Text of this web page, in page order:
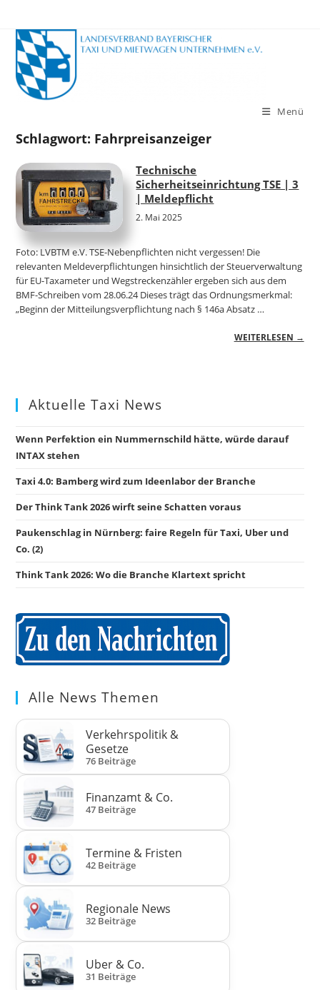
Inhalt
springen
Menü
Schlagwort: Fahrpreisanzeiger
Technische
Sicherheitseinrichtung TSE | 3
| Meldepflicht
2. Mai 2025
Foto: LVBTM e.V. TSE-Nebenpflichten nicht vergessen! Die
relevanten Meldeverpflichtungen hinsichtlich der Steuerverwaltung
für EU-Taxameter und Wegstreckenzähler ergeben sich aus dem
BMF-Schreiben vom 28.06.24 Dieses trägt das Ordnungsmerkmal:
„Beginn der Mitteilungsverpflichtung nach § 146a Absatz …
WEITERLESEN →
Aktuelle Taxi News
Wenn Perfektion ein Nummernschild hätte, würde darauf
INTAX stehen
Taxi 4.0: Bamberg wird zum Ideenlabor der Branche
Der Think Tank 2026 wirft seine Schatten voraus
Paukenschlag in Nürnberg: faire Regeln für Taxi, Uber und
Co. (2)
Think Tank 2026: Wo die Branche Klartext spricht
Alle News Themen
Verkehrspolitik &
Gesetze
76 Beiträge
Finanzamt & Co.
47 Beiträge
Termine & Fristen
42 Beiträge
Regionale News
32 Beiträge
Uber & Co.
31 Beiträge